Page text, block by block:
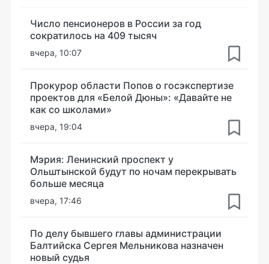
Число пенсионеров в России за год
сократилось на 409 тысяч
вчера, 10:07
Прокурор области Попов о госэкспертизе
проектов для «Белой Дюны»: «Давайте не
как со школами»
вчера, 19:04
Мэрия: Ленинский проспект у
Ольштынской будут по ночам перекрывать
больше месяца
вчера, 17:46
По делу бывшего главы администрации
Балтийска Сергея Мельникова назначен
новый судья